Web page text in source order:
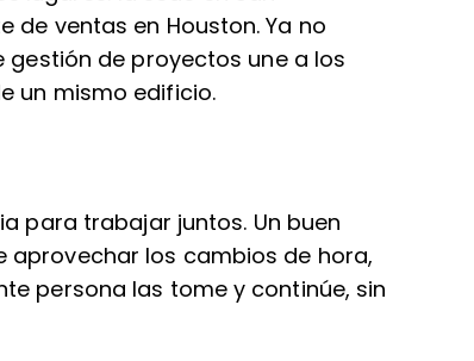
de ventas en Houston. Ya no
de proyectos une a los
un mismo edificio.
para trabajar juntos. Un buen
aprovechar los cambios de hora,
persona las tome y continúe, sin